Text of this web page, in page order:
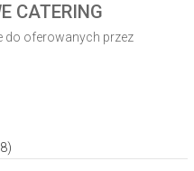
CATERING
do oferowanych przez